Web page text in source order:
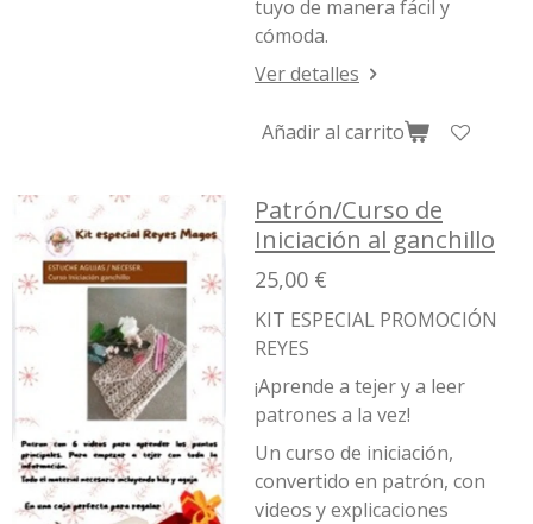
tuyo de manera fácil y
cómoda.
Ver detalles
Añadir al carrito
Patrón/Curso de
Iniciación al ganchillo
25,00 €
KIT ESPECIAL PROMOCIÓN
REYES
¡Aprende a tejer y a leer
patrones a la vez!
Un curso de iniciación,
convertido en patrón, con
videos y explicaciones